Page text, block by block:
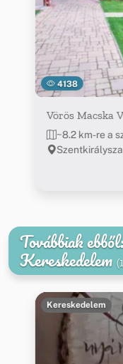
4138
Vörös Macska
~8.2 km-re a
Továbbiak
Kereskedelem
Kereskedelem